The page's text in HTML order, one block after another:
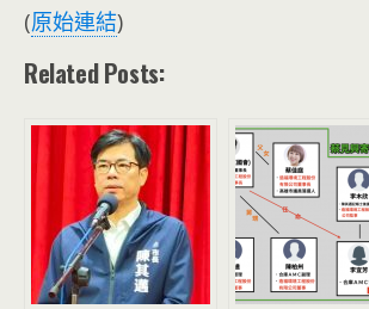
(原始連結)
Related Posts: